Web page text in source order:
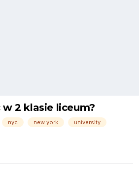
2 klasie liceum?
nyc new york
university